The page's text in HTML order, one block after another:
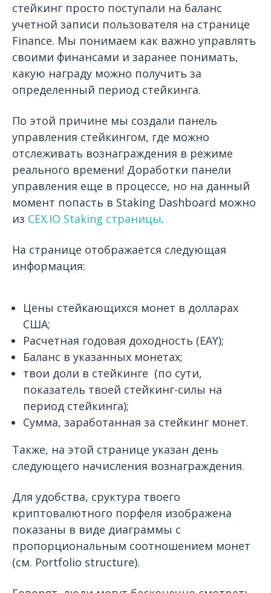
стейкинг просто поступали на баланс
учетной записи пользователя на странице
Finance. Мы понимаем как важно управлять
своими финансами и заранее понимать,
какую награду можно получить за
определенный период стейкинга.
По этой причине мы создали панель
управления стейкингом, где можно
отслеживать вознаграждения в режиме
реального времени! Доработки панели
управления еще в процессе, но на данный
момент попасть в Staking Dashboard можно
из СEX.IO Staking страницы.
На странице отображается следующая
информация:
Цены стейкающихся монет в долларах
США;
Расчетная годовая доходность (EAY);
Баланс в указанных монетах;
твои доли в стейкинге (по сути,
показатель твоей стейкинг-силы на
период стейкинга);
Cумма, заработанная за стейкинг монет.
Также, на этой странице указан день
следующего начисления вознаграждения.
Для удобства, сруктура твоего
криптовалютного порфеля изображена
показаны в виде диаграммы с
пропорциональным соотношением монет
(см. Portfolio structure).